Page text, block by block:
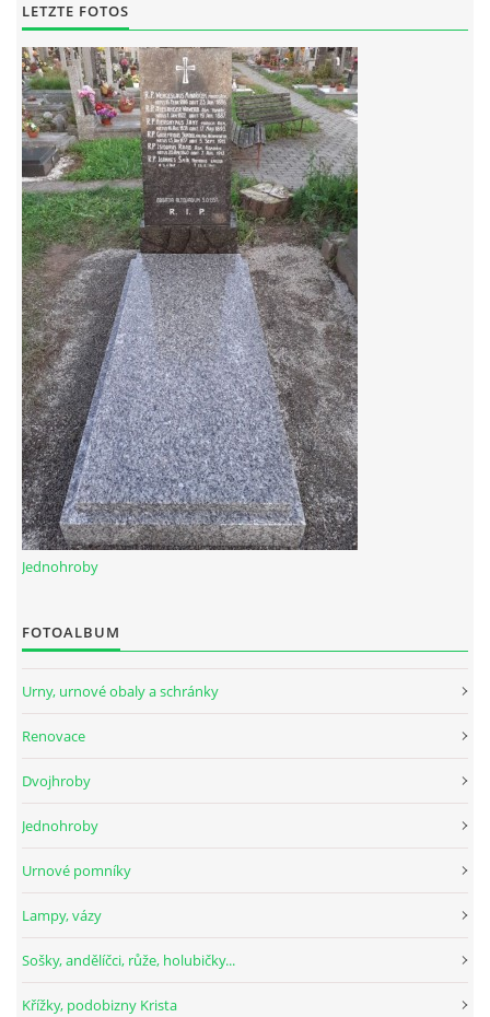
LETZTE FOTOS
Jednohroby
FOTOALBUM
Urny, urnové obaly a schránky
Renovace
Dvojhroby
Jednohroby
Urnové pomníky
Lampy, vázy
Sošky, andělíčci, růže, holubičky...
Křížky, podobizny Krista